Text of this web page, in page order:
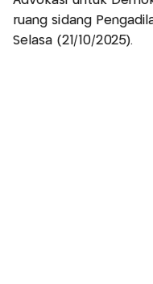
ruang sidang
Selasa (21/10/2025).